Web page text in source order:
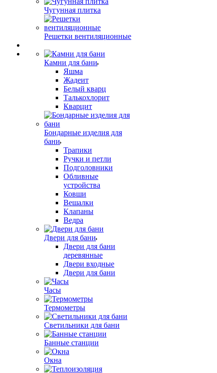
Чугунная плитка
Решетки вентиляционные
Камни для бани
Яшма
Жадеит
Белый кварц
Талькохлорит
Кварцит
Бондарные изделия для
бани
Трапики
Ручки и петли
Подголовники
Обливные
устройства
Ковши
Вешалки
Клапаны
Ведра
Двери для бани
Двери для бани
деревянные
Двери входные
Двери для бани
Часы
Термометры
Светильники для бани
Банные станции
Окна